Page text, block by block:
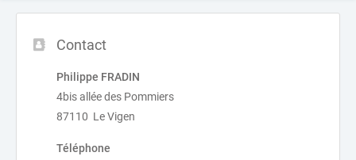
Contact
Philippe FRADIN
4bis allée des Pommiers
87110 Le Vigen
Téléphone